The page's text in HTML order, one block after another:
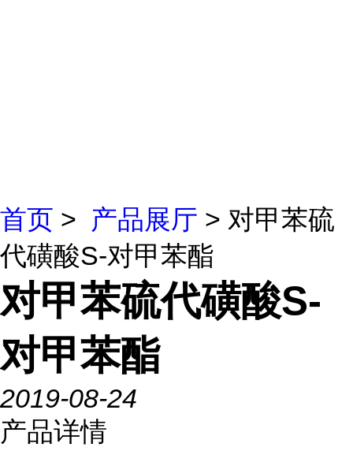
首页 > 产品展厅 > 对甲苯硫
代磺酸S-对甲苯酯
对甲苯硫代磺酸S-
对甲苯酯
2019-08-24
产品详情